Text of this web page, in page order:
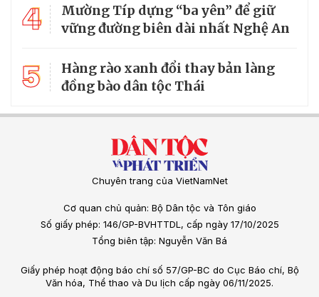
4
Mường Típ dựng “ba yên” để giữ
vững đường biên dài nhất Nghệ An
5
Hàng rào xanh đổi thay bản làng
đồng bào dân tộc Thái
Chuyên trang của VietNamNet
Cơ quan chủ quản: Bộ Dân tộc và Tôn giáo
Số giấy phép: 146/GP-BVHTTDL, cấp ngày 17/10/2025
Tổng biên tập: Nguyễn Văn Bá
Giấy phép hoạt động báo chí số 57/GP-BC do Cục Báo chí, Bộ
Văn hóa, Thể thao và Du lịch cấp ngày 06/11/2025.